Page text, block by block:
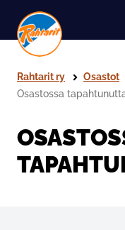
Siirry sivun sisältöön
Rahtarit ry Osastot
Osastossa